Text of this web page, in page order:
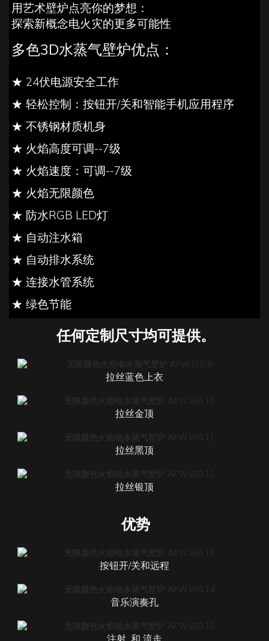
用艺术壁炉​​点亮你的梦想：
探索新概念电火灾的更多可能性
多色3D水蒸气壁炉优点：
★ 24伏电源安全工作
★ 轻松控制：按钮开/关和智能手机应用程序
★ 不锈钢材质机身
★ 火焰高度可调--7级
★ 火焰速度：可调--7级
★ 火焰无限颜色
★ 防水RGB LED灯
★ 自动注水箱
★ 自动排水系统
★ 连接水管系统
★ 绿色节能
任何定制尺寸均可提供。
拉丝蓝色上衣
拉丝金顶
拉丝黑顶
拉丝银顶
优势
按钮开/关和远程
音乐演奏孔
注射 和 流走